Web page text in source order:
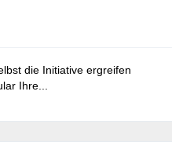
die Initiative ergreifen
Ihre...